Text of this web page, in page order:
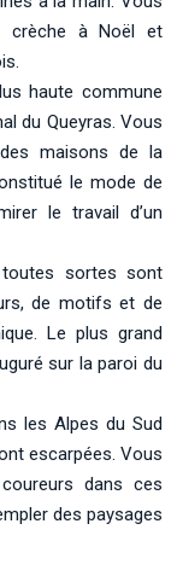
crèche à Noël et
haute commune
du Queyras. Vous
des maisons de la
le mode de
le travail d’un
sortes sont
de motifs et de
Le plus grand
sur la paroi du
les Alpes du Sud
escarpées. Vous
dans ces
des paysages